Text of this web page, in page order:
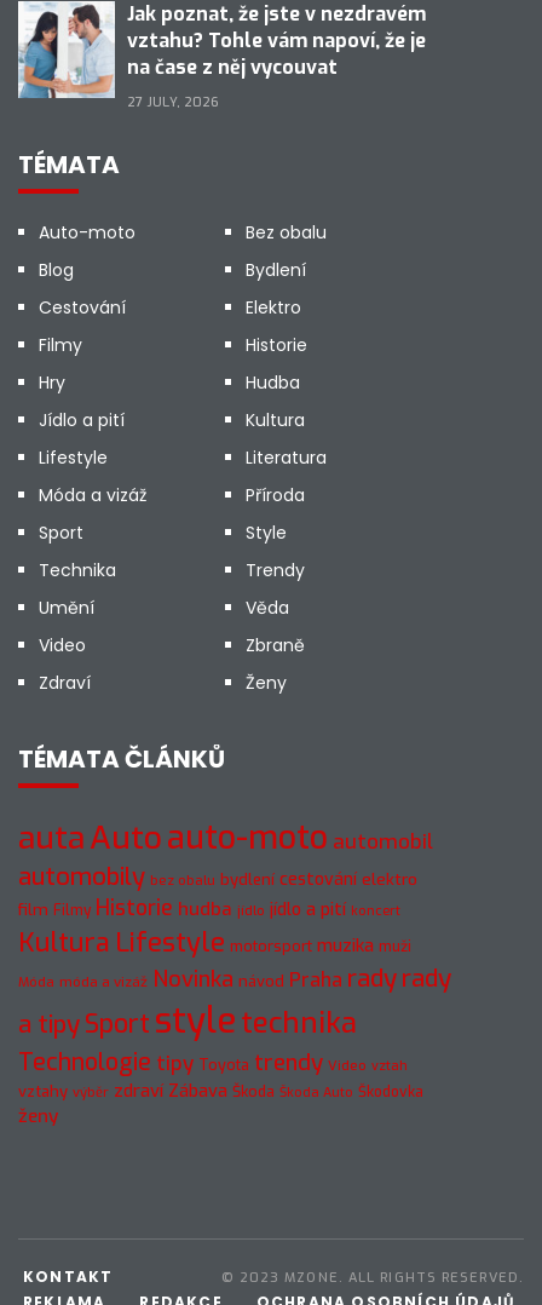
Jak poznat, že jste v nezdravém
vztahu? Tohle vám napoví, že je
na čase z něj vycouvat
27 JULY, 2026
TÉMATA
Auto-moto
Bez obalu
Blog
Bydlení
Cestování
Elektro
Filmy
Historie
Hry
Hudba
Jídlo a pití
Kultura
Lifestyle
Literatura
Móda a vizáž
Příroda
Sport
Style
Technika
Trendy
Umění
Věda
Video
Zbraně
Zdraví
Ženy
TÉMATA ČLÁNKŮ
autaAutoauto-moto automobil
automobily bez obalu bydlení cestování elektro
film Filmy Historie hudba jídlo jídlo a pití koncert
Kultura Lifestyle motorsport muzika muži
Móda móda a vizáž Novinka návod Praha radyrady
a tipySport styletechnika
Technologie tipy Toyota trendy Video vztah
vztahy výběr zdraví Zábava Škoda Škoda Auto Škodovka
ženy
© 2023 MZONE. ALL RIGHTS RESERVED.
KONTAKT